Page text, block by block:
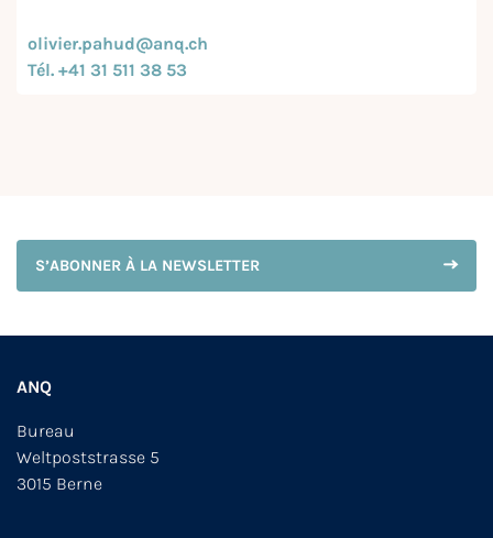
olivier.pahud@anq.ch
Tél. +41 31 511 38 53
S’ABONNER À LA NEWSLETTER
ANQ
Bureau
Weltpoststrasse 5
3015 Berne